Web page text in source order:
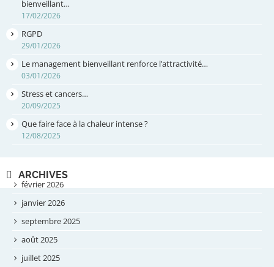
bienveillant…
17/02/2026
RGPD
29/01/2026
Le management bienveillant renforce l’attractivité…
03/01/2026
Stress et cancers…
20/09/2025
Que faire face à la chaleur intense ?
12/08/2025
ARCHIVES
février 2026
janvier 2026
septembre 2025
août 2025
juillet 2025